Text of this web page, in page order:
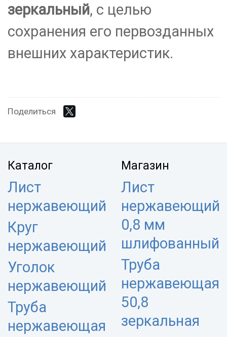
зеркальный, с целью
сохранения его первозданных
внешних характеристик.
Поделиться
Каталог
Лист
нержавеющий
Круг
нержавеющий
Уголок
нержавеющий
Труба
нержавеющая
Магазин
Лист
нержавеющий
0,8 мм
шлифованный
Труба
нержавеющая
50,8
зеркальная